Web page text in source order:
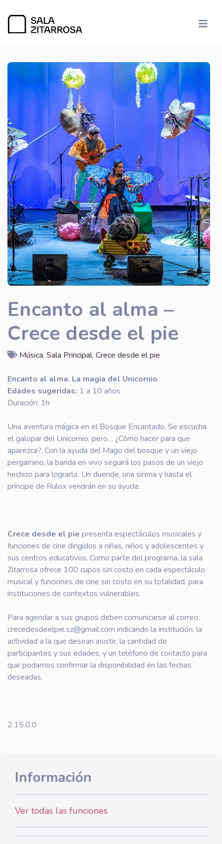
Encanto al alma –
Crece desde el pie
Música, Sala Principal, Crece desde el pie
Encanto al alma: La magia del Unicornio
Edades sugeridas: 1 a 10 años
Duración: 1h
Una aventura mágica en el Bosque Encantado. Se escucha
el galopar del Unicornio, pero… ¿Cómo hacer para que
aparezca?. Con la ayuda del Mago del bosque y un viejo
pergamino, la banda en vivo seguirá los pasos de un viejo
hechizo para lograrlo. Un duende, una sirena y hasta el
príncipe de Rulox vendrán en su ayuda.
Crece desde el pie presenta espectáculos musicales y
funciones de cine dirigidos a niñas, niños y adolescentes y
sus centros educativos. Como parte del programa, la sala
Zitarrosa ofrece 100 cupos sin costo en cada espectáculo
musical y funciones de cine sin costo en su totalidad, para
instituciones de contextos vulnerables.
Para agendar a sus grupos deben comunicarse al correo:
crecedesdeelpie.sz@gmail.com indicando la institución, la
actividad a la que desean asistir, la cantidad de
participantes y sus edades, y un teléfono de contacto para
que podamos confirmar la disponibilidad en las fechas
deseadas.
2.15.0.0
Información
Ver todas las funciones